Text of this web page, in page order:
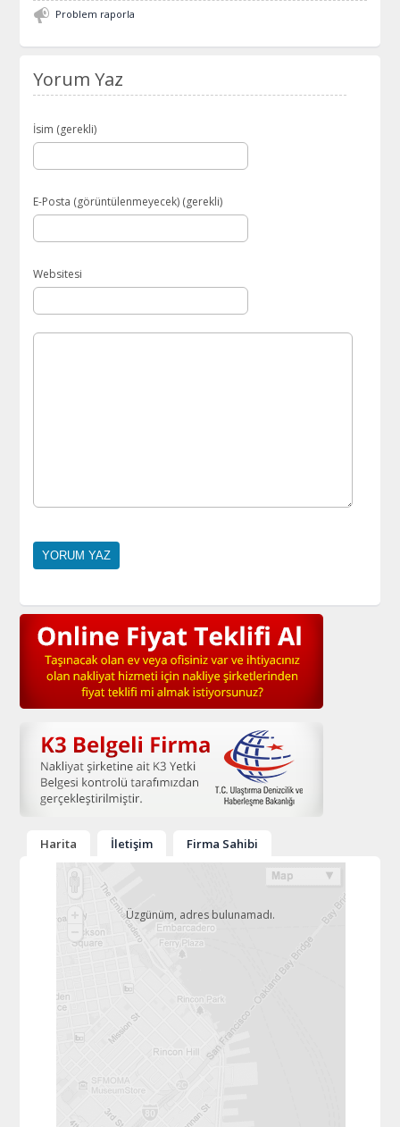
Problem raporla
Yorum Yaz
İsim (gerekli)
E-Posta (görüntülenmeyecek) (gerekli)
Websitesi
Harita İletişim Firma Sahibi
Üzgünüm, adres bulunamadı.